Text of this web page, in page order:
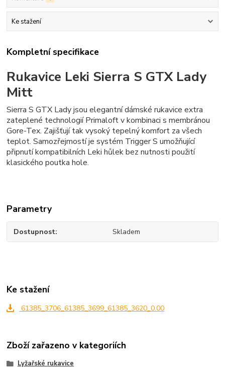
Ke stažení
Kompletní specifikace
Rukavice Leki Sierra S GTX Lady
Mitt
Sierra S GTX Lady jsou elegantní dámské rukavice extra
zateplené technologií Primaloft v kombinaci s membránou
Gore-Tex. Zajišťují tak vysoký tepelný komfort za všech
teplot. Samozřejmostí je systém Trigger S umožňující
připnutí kompatibilních Leki hůlek bez nutnosti použití
klasického poutka hole.
Parametry
Dostupnost Skladem
Ke stažení
61385_3706_61385_3699_61385_3620_0.00
Zboží zařazeno v kategoriích
Lyžařské rukavice